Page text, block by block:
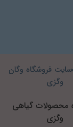
فروشگاه وگان
وگزی
محصولات گیاهی
وگزی